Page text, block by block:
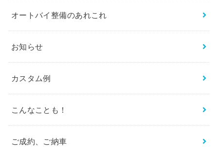
オートバイ整備のあれこれ
お知らせ
カスタム例
こんなことも！
ご成約、ご納車